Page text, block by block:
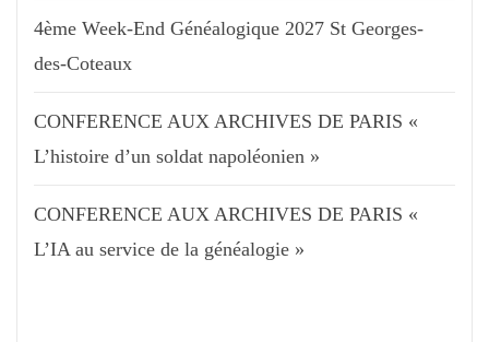
4ème Week-End Généalogique 2027 St Georges-
des-Coteaux
CONFERENCE AUX ARCHIVES DE PARIS «
L’histoire d’un soldat napoléonien »
CONFERENCE AUX ARCHIVES DE PARIS «
L’IA au service de la généalogie »